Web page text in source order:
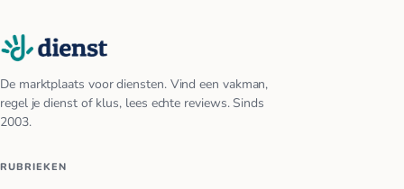
De marktplaats voor diensten. Vind een vakman,
regel je dienst of klus, lees echte reviews. Sinds
2003.
RUBRIEKEN